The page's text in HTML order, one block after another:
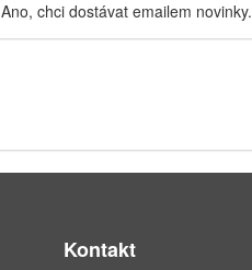
Ano, chci dostávat emailem novinky.
Kontakt